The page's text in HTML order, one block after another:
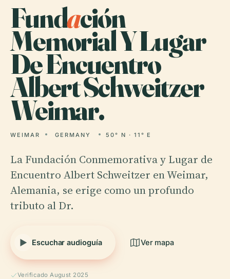
Fundación
Memorial Y Lugar
De Encuentro
Albert Schweitzer
Weimar.
WEIMAR GERMANY 50° N · 11° E
La Fundación Conmemorativa y Lugar de
Encuentro Albert Schweitzer en Weimar,
Alemania, se erige como un profundo
tributo al Dr.
Escuchar audioguía Ver mapa
Verificado August 2025